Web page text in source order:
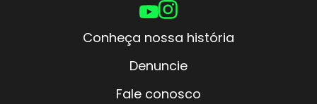
Conheça nossa história
Denuncie
Fale conosco